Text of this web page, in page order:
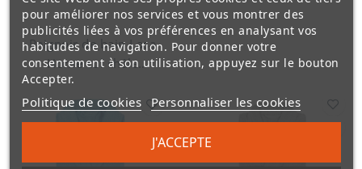
Peignoir de bain Lasa
Home col châle
Lavande homme ou
femme, 100% coton
peigné 385 g/m2.
finition col Châle avec
homme ou femme,
100% coton peigné 385
g/m2. Peignoir unisexe
finition col Châle avec
poches.
pour améliorer nos services et vous montrer des
publicités liées à vos préférences en analysant vos
habitudes de navigation. Pour donner votre
consentement à son utilisation, appuyez sur le bouton
Accepter.
Politique de cookies Personnaliser les cookies
J'ACCEPTE